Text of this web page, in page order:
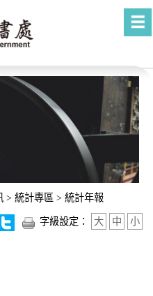
> 統計專區 > 統計年報
字級設定： 大 中 小